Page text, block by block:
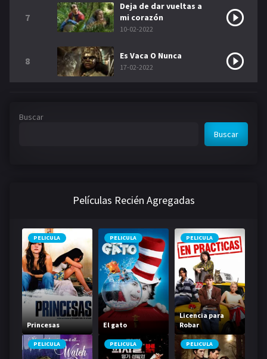
7
Deja de dar vueltas a
mi corazón
10-02-2022
8 Es Vaca O Nunca
17-02-2022
Buscar
Buscar
Películas Recién Agregadas
PELICULA
Princesas
PELICULA
El gato
PELICULA
Licencia para
Robar
PELICULA PELICULA PELICULA